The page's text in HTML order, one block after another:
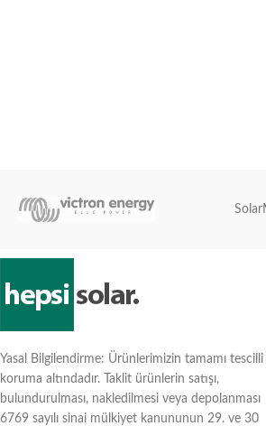
Yasal Bilgilendirme: Ürünlerimizin tamamı tescilli
koruma altındadır. Taklit ürünlerin satışı,
bulundurulması, nakledilmesi veya depolanması
6769 sayılı sinai mülkiyet kanununun 29. ve 30